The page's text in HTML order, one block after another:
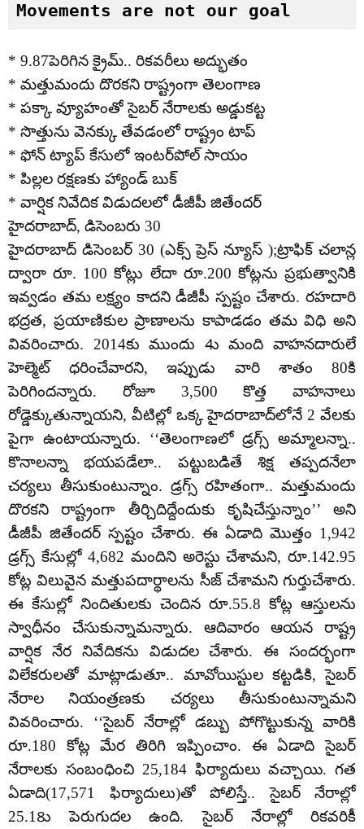
Movements are not our goal
* 9.87పెరిగిన క్రైమ్‌.. రికవరీలు అద్భుతం
* మత్తుమందు దొరకని రాష్ట్రంగా తెలంగాణ
* పక్కా వ్యూహంతో సైబర్‌ నేరాలకు అడ్డుకట్ట
* సొత్తును వెనక్కు తేవడంలో రాష్ట్రం టాప్‌
* ఫోన్‌ ట్యాప్‌ కేసులో ఇంటర్‌పోల్‌ సాయం
* పిల్లల రక్షణకు హ్యాండ్‌ బుక్‌
* వార్షిక నివేదిక విడుదలలో డీజీపీ జితేందర్‌
హైదరాబాద్‌, డిసెంబరు 30
హైదరాబాద్ డిసెంబర్ 30 (ఎక్స్ ప్రెస్ న్యూస్ );ట్రాఫిక్‌ చలాన్ల
ద్వారా రూ. 100 కోట్లు లేదా రూ.200 కోట్లను ప్రభుత్వానికి
ఇవ్వడం తమ లక్ష్యం కాదని డీజీపీ స్పష్టం చేశారు. రహదారి
భద్రత, ప్రయాణికుల ప్రాణాలను కాపాడడం తమ విధి అని
వివరించారు. 2014కు ముందు 4ు మంది వాహనదారులే
హెల్మెట్‌ ధరించేవారని, ఇప్పుడు వారి శాతం 80కి
పెరిగిందన్నారు. రోజూ 3,500 కొత్త వాహనాలు
రోడ్డెక్కుతున్నాయని, వీటిల్లో ఒక్క హైదరాబాద్‌లోనే 2 వేలకు
పైగా ఉంటాయన్నారు. ‘‘తెలంగాణలో డ్రగ్స్‌ అమ్మాలన్నా..
కొనాలన్నా భయపడేలా.. పట్టుబడితే శిక్ష తప్పదనేలా
చర్యలు తీసుకుంటున్నాం. డ్రగ్స్‌ రహితంగా.. మత్తుమందు
దొరకని రాష్ట్రంగా తీర్చిదిద్దేందుకు కృషిచేస్తున్నాం’’ అని
డీజీపీ జితేందర్‌ స్పష్టం చేశారు. ఈ ఏడాది మొత్తం 1,942
డ్రగ్స్‌ కేసుల్లో 4,682 మందిని అరెస్టు చేశామని, రూ.142.95
కోట్ల విలువైన మత్తుపదార్థాలను సీజ్‌ చేశామని గుర్తుచేశారు.
ఈ కేసుల్లో నిందితులకు చెందిన రూ.55.8 కోట్ల ఆస్తులను
స్వాధీనం చేసుకున్నామన్నారు. ఆదివారం ఆయన రాష్ట్ర
వార్షిక నేర నివేదికను విడుదల చేశారు. ఈ సందర్భంగా
విలేకరులతో మాట్లాడుతూ.. మావోయిస్టుల కట్టడికి, సైబర్‌
నేరాల నియంత్రణకు చర్యలు తీసుకుంటున్నామని
వివరించారు. ‘‘సైబర్‌ నేరాల్లో డబ్బు పోగొట్టుకున్న వారికి
రూ.180 కోట్ల మేర తిరిగి ఇప్పించాం. ఈ ఏడాది సైబర్‌
నేరాలకు సంబంధించి 25,184 ఫిర్యాదులు వచ్చాయి. గత
ఏడాది(17,571 ఫిర్యాదులు)తో పోలిస్తే.. సైబర్‌ నేరాల్లో
25.18ు పెరుగుదల ఉంది. సైబర్‌ నేరాల్లో రికవరికీ